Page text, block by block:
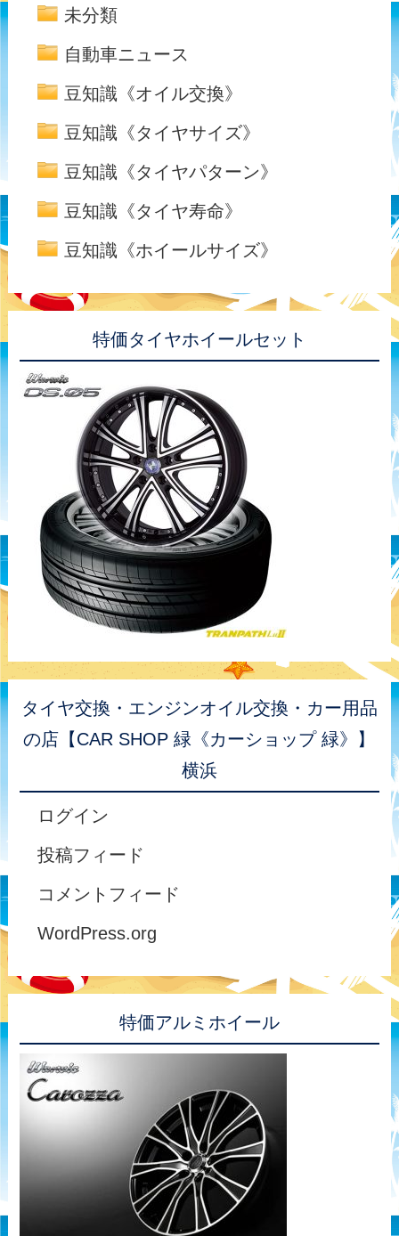
未分類
自動車ニュース
豆知識《オイル交換》
豆知識《タイヤサイズ》
豆知識《タイヤパターン》
豆知識《タイヤ寿命》
豆知識《ホイールサイズ》
特価タイヤホイールセット
タイヤ交換・エンジンオイル交換・カー用品
の店【CAR SHOP 緑《カーショップ 緑》】
横浜
ログイン
投稿フィード
コメントフィード
WordPress.org
特価アルミホイール